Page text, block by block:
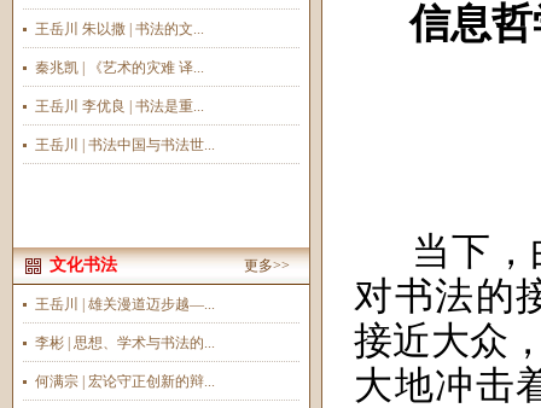
王岳川 朱以撒 | 书法的文...
秦兆凯 | 《艺术的灾难 译...
王岳川 李优良 | 书法是重...
王岳川 | 书法中国与书法世...
文化书法 更多>>
王岳川 | 雄关漫道迈步越—...
李彬 | 思想、学术与书法的...
何满宗 | 宏论守正创新的辩...
信息
当下
对书法的
接近大众
大地冲击